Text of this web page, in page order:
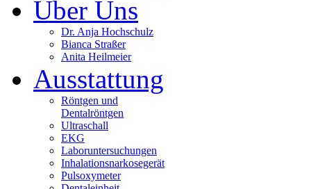
Über Uns
Dr. Anja Hochschulz
Bianca Straßer
Anita Heilmeier
Ausstattung
Röntgen und
Dentalröntgen
Ultraschall
EKG
Laboruntersuchungen
Inhalationsnarkosegerät
Pulsoxymeter